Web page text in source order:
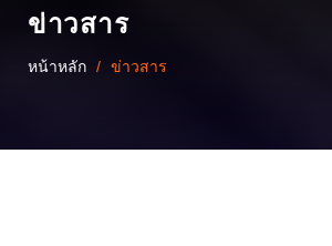
ข่าวสาร
หน้าหลัก ข่าวสาร